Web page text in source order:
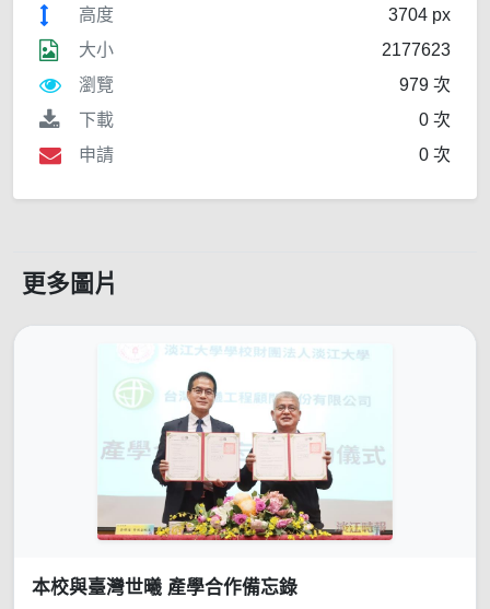
高度
3704 px
大小
2177623
瀏覽
979 次
下載
0 次
申請
0 次
更多圖片
本校與臺灣世曦 產學合作備忘錄